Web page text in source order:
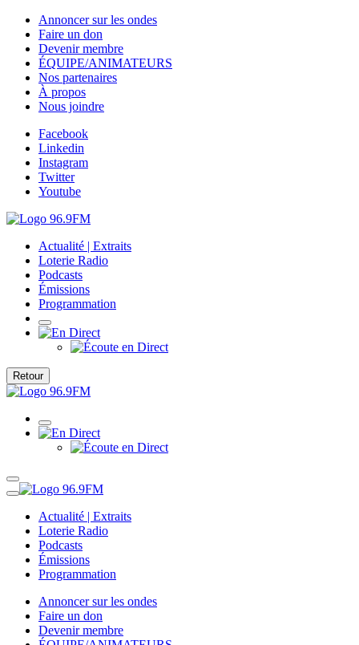
Annoncer sur les ondes
Faire un don
Devenir membre
ÉQUIPE/ANIMATEURS
Nos partenaires
À propos
Nous joindre
Facebook
Linkedin
Instagram
Twitter
Youtube
Actualité | Extraits
Loterie Radio
Podcasts
Émissions
Programmation
Retour
Actualité | Extraits
Loterie Radio
Podcasts
Émissions
Programmation
Annoncer sur les ondes
Faire un don
Devenir membre